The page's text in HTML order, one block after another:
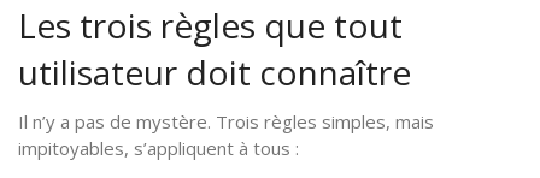
Les trois règles que tout
utilisateur doit connaître
Il n’y a pas de mystère. Trois règles simples, mais
impitoyables, s’appliquent à tous :